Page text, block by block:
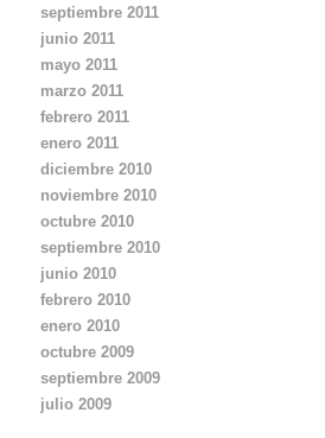
septiembre 2011
junio 2011
mayo 2011
marzo 2011
febrero 2011
enero 2011
diciembre 2010
noviembre 2010
octubre 2010
septiembre 2010
junio 2010
febrero 2010
enero 2010
octubre 2009
septiembre 2009
julio 2009